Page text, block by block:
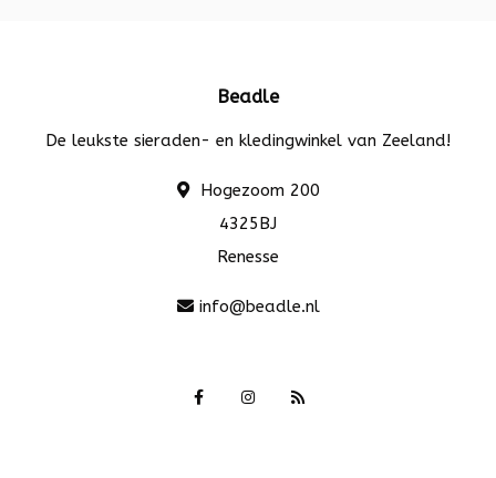
Beadle
De leukste sieraden- en kledingwinkel van Zeeland!
Hogezoom 200
4325BJ
Renesse
info@beadle.nl